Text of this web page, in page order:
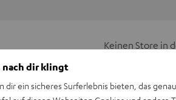
Keinen Store in
nach dir klingt
dir ein sicheres Surferlebnis bieten, das